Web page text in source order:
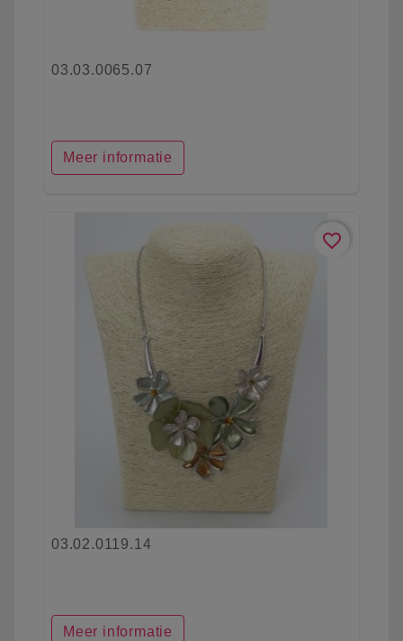
03.03.0065.07
Meer informatie
favorite_border
03.02.0119.14
Meer informatie